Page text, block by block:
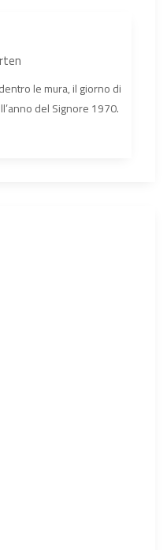
le mura, il giorno di
del Signore 1970.